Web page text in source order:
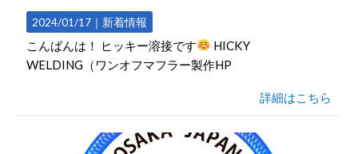
2024/01/17｜ 新着情報
こんばんは！ ヒッキー溶接です
HICKY
WELDING（ワンオフマフラー製作HP
詳細はこちら